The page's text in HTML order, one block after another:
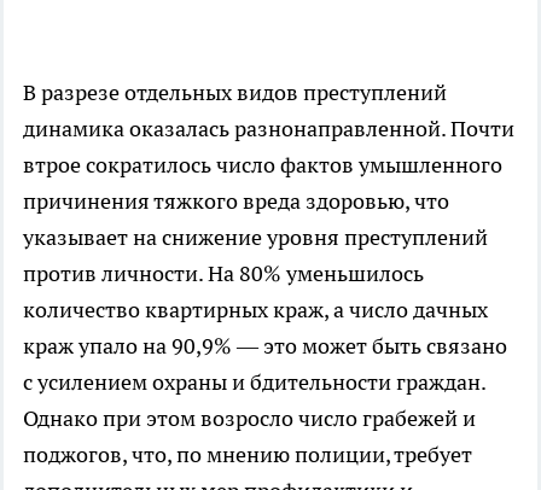
В разрезе отдельных видов преступлений
динамика оказалась разнонаправленной. Почти
втрое сократилось число фактов умышленного
причинения тяжкого вреда здоровью, что
указывает на снижение уровня преступлений
против личности. На 80% уменьшилось
количество квартирных краж, а число дачных
краж упало на 90,9% — это может быть связано
с усилением охраны и бдительности граждан.
Однако при этом возросло число грабежей и
поджогов, что, по мнению полиции, требует